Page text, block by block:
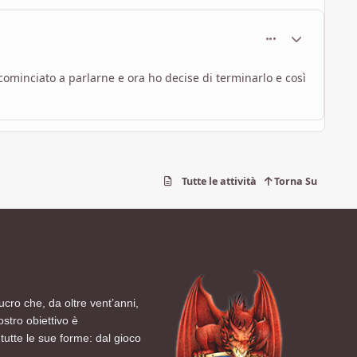
a parlarne e ora ho decise di terminarlo e così
Tutte le attività Torna Su
che, da oltre vent’anni,
obiettivo è
le sue forme: dal gioco